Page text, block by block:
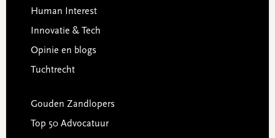
Human Interest
Innovatie & Tech
Opinie en blogs
Tuchtrecht
Gouden Zandlopers
Top 50 Advocatuur